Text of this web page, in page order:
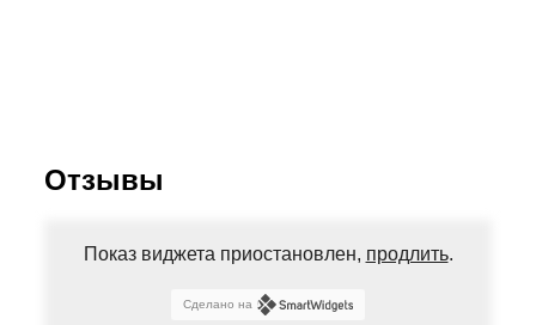
Отзывы
Показ виджета приостановлен, продлить.
Сделано на